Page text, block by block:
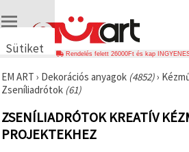
Sütiket
🍪 Cookie-
kat és
technológiákat
használunk
annak
Rendelés felett 26000Ft és kap
EM ART › Dekorációs anyagok (4852)›
Zseníliadrótok (61)
ZSENÍLIADRÓTOK KREATÍV
PROJEKTEKHEZ